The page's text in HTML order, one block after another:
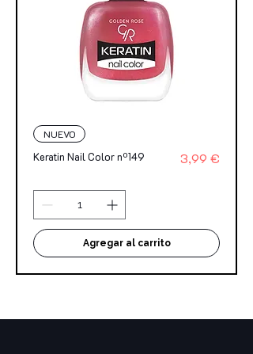
NUEVO
Keratin Nail Color nº149 Precio
3,99 €
Agregar al carrito